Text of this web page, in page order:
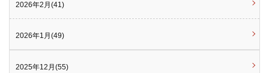
2026年2月(41)
2026年1月(49)
2025年12月(55)